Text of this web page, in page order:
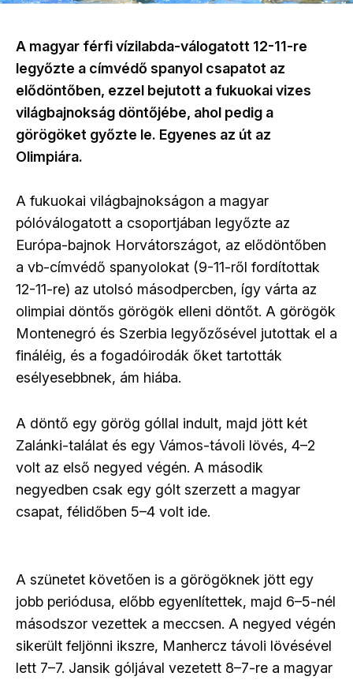
A magyar férfi vízilabda-válogatott 12-11-re
legyőzte a címvédő spanyol csapatot az
elődöntőben, ezzel bejutott a fukuokai vizes
világbajnokság döntőjébe, ahol pedig a
görögöket győzte le. Egyenes az út az
Olimpiára.
A fukuokai világbajnokságon a magyar
pólóválogatott a csoportjában legyőzte az
Európa-bajnok Horvátországot, az elődöntőben
a vb-címvédő spanyolokat (9-11-ről fordítottak
12-11-re) az utolsó másodpercben, így várta az
olimpiai döntős görögök elleni döntőt. A görögök
Montenegró és Szerbia legyőzősével jutottak el a
fináléig, és a fogadóirodák őket tartották
esélyesebbnek, ám hiába.
A döntő egy görög góllal indult, majd jött két
Zalánki-találat és egy Vámos-távoli lövés, 4–2
volt az első negyed végén. A második
negyedben csak egy gólt szerzett a magyar
csapat, félidőben 5–4 volt ide.
A szünetet követően is a görögöknek jött egy
jobb periódusa, előbb egyenlítettek, majd 6–5-nél
másodszor vezettek a meccsen. A negyed végén
sikerült feljönni ikszre, Manhercz távoli lövésével
lett 7–7. Jansik góljával vezetett 8–7-re a magyar